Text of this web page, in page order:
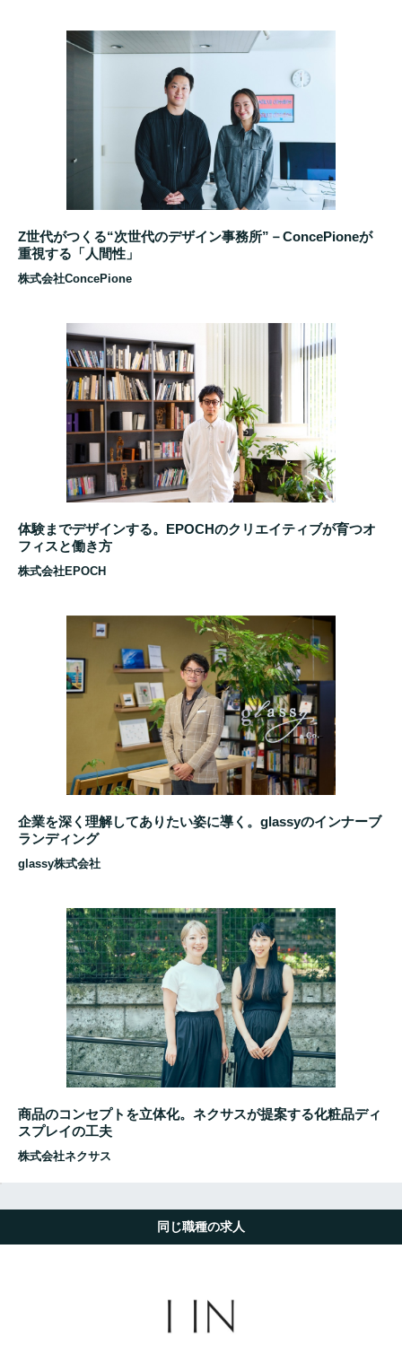
Z世代がつくる“次世代のデザイン事務所”－ConcePioneが
重視する「人間性」
株式会社ConcePione
体験までデザインする。EPOCHのクリエイティブが育つオ
フィスと働き方
株式会社EPOCH
企業を深く理解してありたい姿に導く。glassyのインナーブ
ランディング
glassy株式会社
商品のコンセプトを立体化。ネクサスが提案する化粧品ディ
スプレイの工夫
株式会社ネクサス
同じ職種の求人